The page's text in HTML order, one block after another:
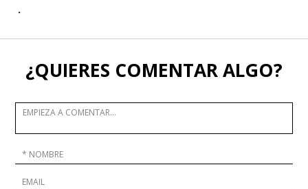
.
¿QUIERES COMENTAR ALGO?